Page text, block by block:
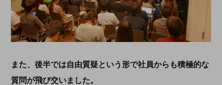
また、後半では自由質疑という形で社員からも積極的な
質問が飛び交いました。